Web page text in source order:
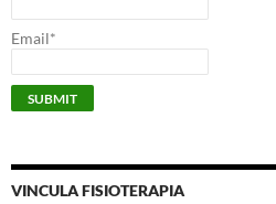
Email*
VINCULA FISIOTERAPIA